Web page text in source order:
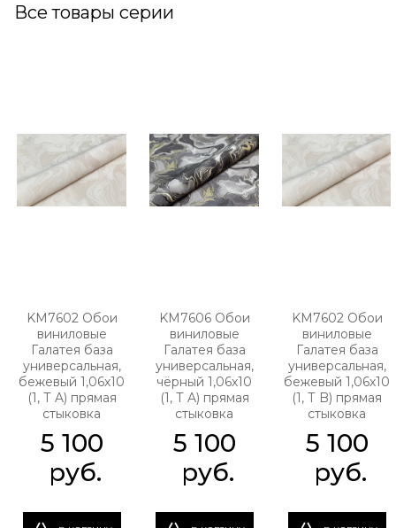
Все товары серии
KM7602 Обои
виниловые
Галатея база
универсальная,
бежевый 1,06х10
(1, Т A) прямая
стыковка
5 100
руб.
KM7606 Обои
виниловые
Галатея база
универсальная,
чёрный 1,06х10
(1, Т A) прямая
стыковка
5 100
руб.
KM7602 Обои
виниловые
Галатея база
универсальная,
бежевый 1,06х10
(1, Т B) прямая
стыковка
5 100
руб.